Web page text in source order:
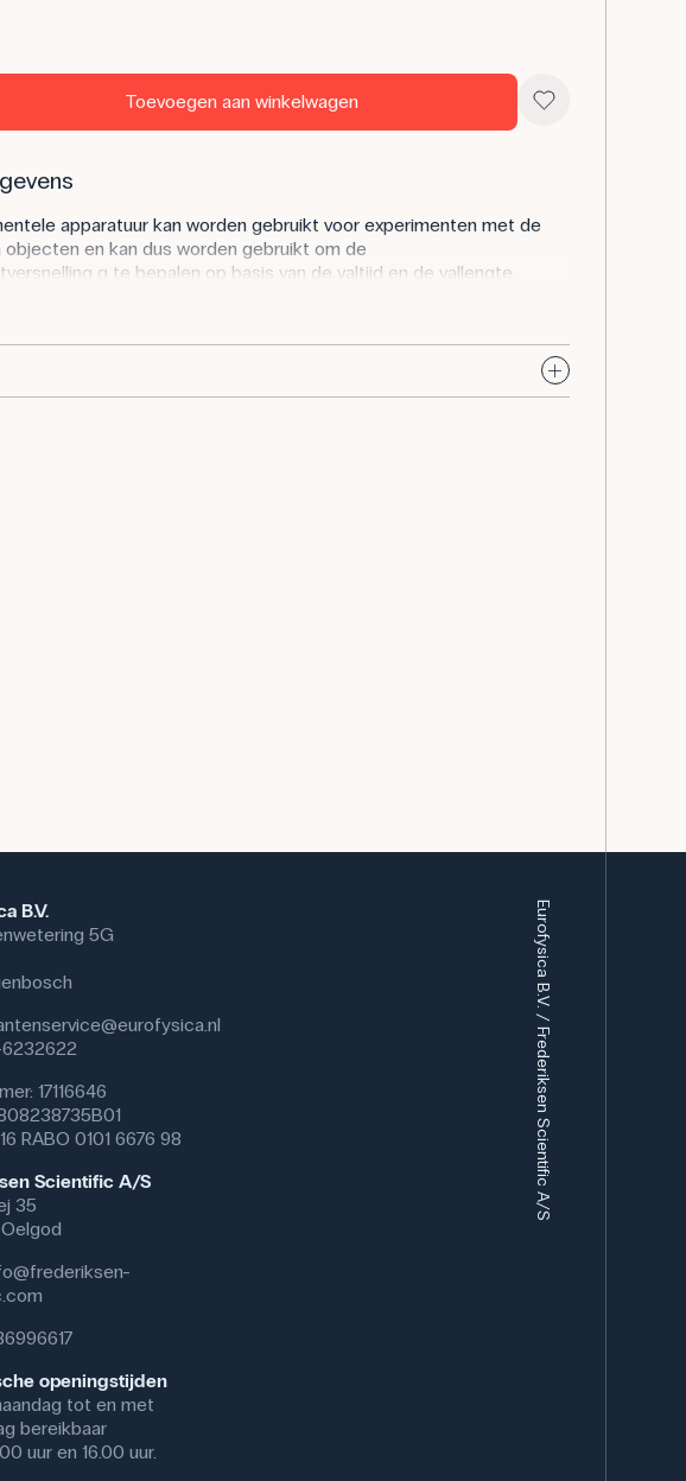
Toevoegen aan winkelwagen
apparatuur kan worden gebruikt voor experimenten met de
objecten en kan dus worden gebruikt om de
g te bepalen op basis van de valtijd en de vallengte,
B.V.
5G
6232622
17116646
RABO 0101 6676 98
Scientific A/S
35
openingstijden
tot en met
bereikbaar
uur en 16.00 uur.
Eurofysica B.V. / Frederiksen Scientific A/S